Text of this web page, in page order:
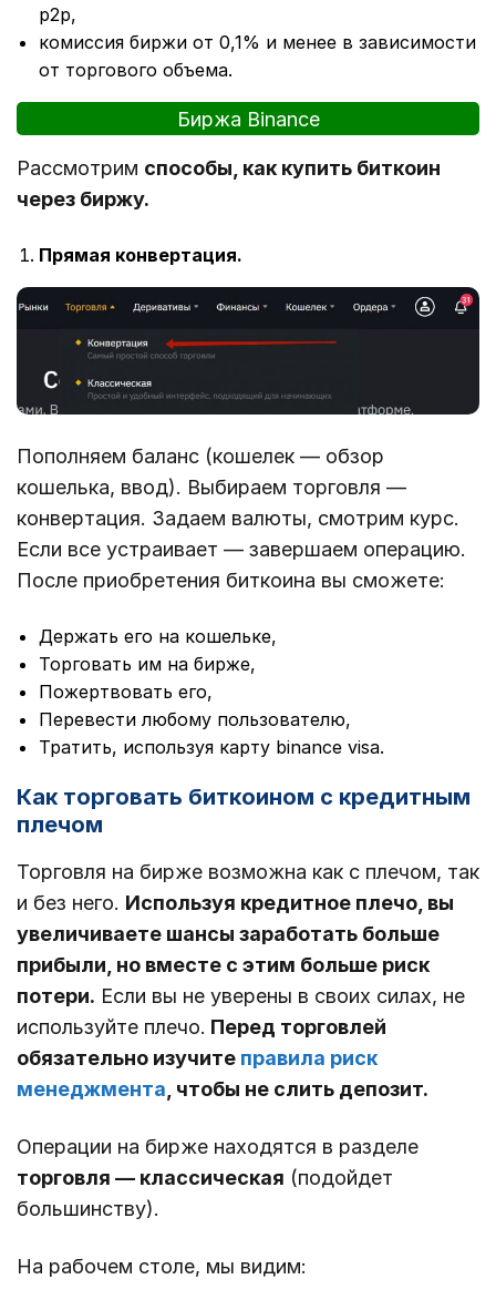
p2p,
комиссия биржи от 0,1% и менее в зависимости
от торгового объема.
Биржа Binance
Рассмотрим способы, как купить биткоин
через биржу.
Прямая конвертация.
Пополняем баланс (кошелек — обзор
кошелька, ввод). Выбираем торговля —
конвертация. Задаем валюты, смотрим курс.
Если все устраивает — завершаем операцию.
После приобретения биткоина вы сможете:
Держать его на кошельке,
Торговать им на бирже,
Пожертвовать его,
Перевести любому пользователю,
Тратить, используя карту binance visa.
Как торговать биткоином с кредитным
плечом
Торговля на бирже возможна как с плечом, так
и без него. Используя кредитное плечо, вы
увеличиваете шансы заработать больше
прибыли, но вместе с этим больше риск
потери. Если вы не уверены в своих силах, не
используйте плечо. Перед торговлей
обязательно изучите правила риск
менеджмента , чтобы не слить депозит.
Операции на бирже находятся в разделе
торговля — классическая (подойдет
большинству).
На рабочем столе, мы видим: